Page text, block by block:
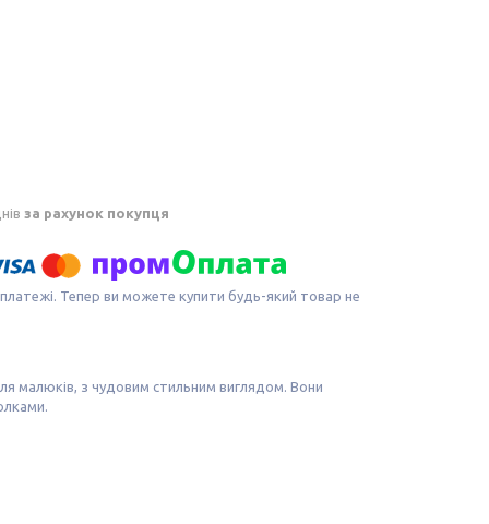
за рахунок покупця
платежі. Тепер ви можете купити будь-який товар не
малюків, з чудовим стильним виглядом. Вони